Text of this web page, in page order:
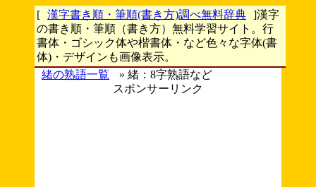
[ 漢字書き順・筆順(書き方)調べ無料辞典 ]漢字
の書き順・筆順（書き方）無料学習サイト。行
書体・ゴシック体や楷書体・など色々な字体(書
体)・デザインも画像表示。
緒の熟語一覧
» 緒：8字熟語など
スポンサーリンク